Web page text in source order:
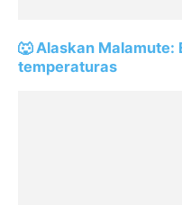
🐺 Alaskan Malamute:
temperaturas